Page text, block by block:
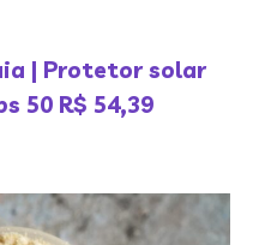
| Protetor solar
50 R$ 54,39